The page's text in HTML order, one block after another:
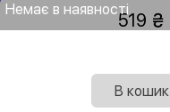
Немає в наявності519
В кошик